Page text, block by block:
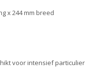
x 244 mm breed
voor intensief particulier